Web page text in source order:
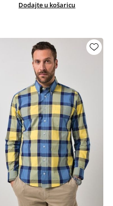
Dodajte u košaricu